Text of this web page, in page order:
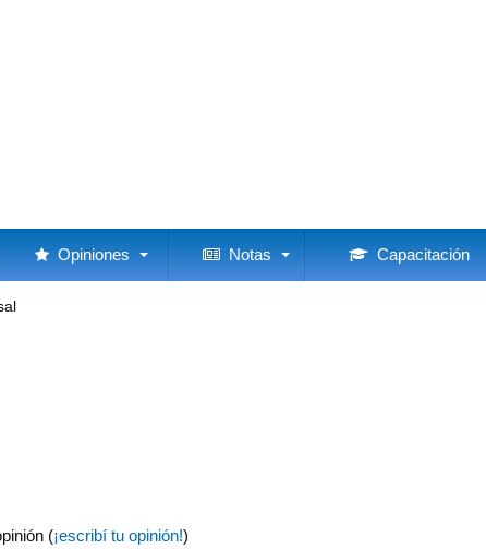
Opiniones Notas Capacitación
(¡escribí tu opinión!)